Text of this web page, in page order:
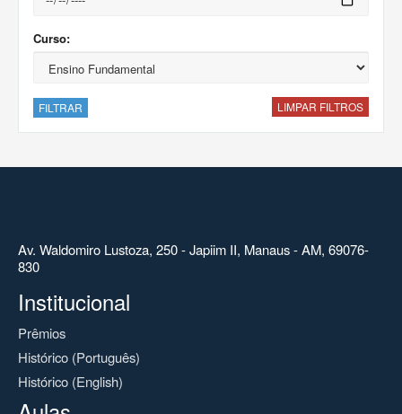
Curso:
FILTRAR LIMPAR FILTROS
Av. Waldomiro Lustoza, 250 - Japiim II, Manaus - AM, 69076-
830
Institucional
Prêmios
Histórico (Português)
Histórico (English)